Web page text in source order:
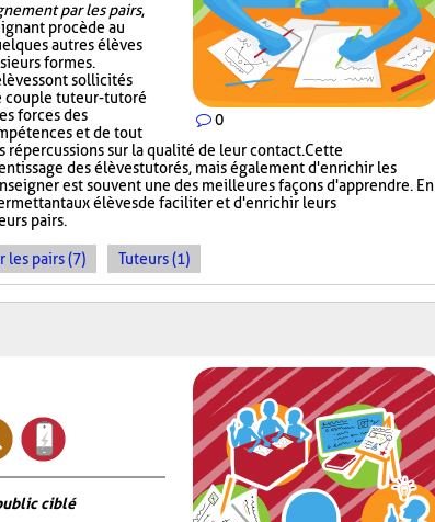
0
par les pairs,
procède au
autres élèves
formes.
sont sollicités
couple tuteur-tutoré
forces des
et de tout
sur la qualité de leur contact. Cette
des élèves tutorés, mais également d'enrichir les
est souvent une des meilleures façons d'apprendre. En
aux élèves de faciliter et d'enrichir leurs
pairs.
les pairs (7) Tuteurs (1)
ciblé